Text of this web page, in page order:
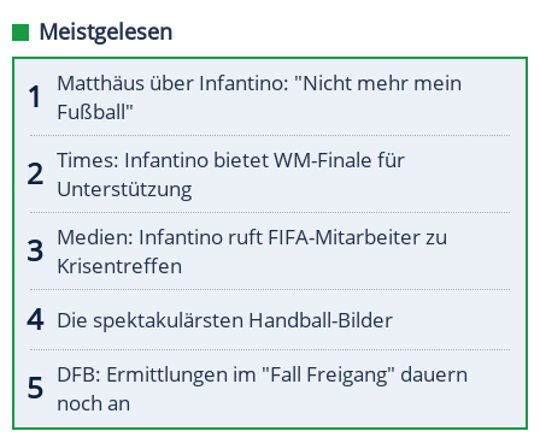
Meistgelesen
Matthäus über Infantino: "Nicht mehr mein
Fußball"
Times: Infantino bietet WM-Finale für
Unterstützung
Medien: Infantino ruft FIFA-Mitarbeiter zu
Krisentreffen
Die spektakulärsten Handball-Bilder
DFB: Ermittlungen im "Fall Freigang" dauern
noch an